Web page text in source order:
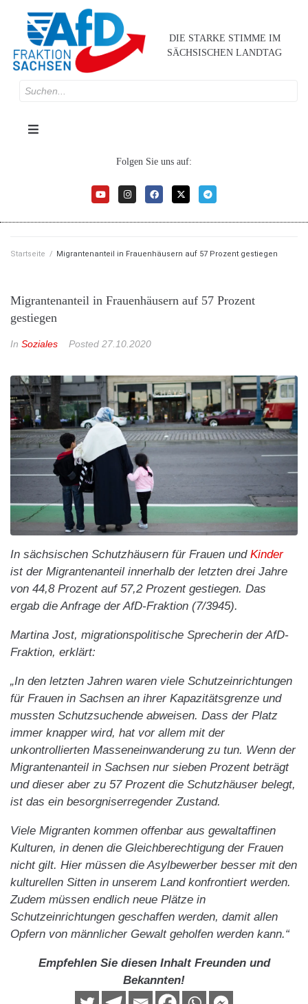
DIE STARKE STIMME IM
SÄCHSISCHEN LANDTAG
Folgen Sie uns auf:
Startseite / Migrantenanteil in Frauenhäusern auf 57 Prozent gestiegen
Migrantenanteil in Frauenhäusern auf 57 Prozent
gestiegen
In Soziales Posted 27.10.2020
In sächsischen Schutzhäusern für Frauen und Kinder
ist der Migrantenanteil innerhalb der letzten drei Jahre
von 44,8 Prozent auf 57,2 Prozent gestiegen. Das
ergab die Anfrage der AfD-Fraktion (7/3945).
Martina Jost, migrationspolitische Sprecherin der AfD-
Fraktion, erklärt:
„In den letzten Jahren waren viele Schutzeinrichtungen
für Frauen in Sachsen an ihrer Kapazitätsgrenze und
mussten Schutzsuchende abweisen. Dass der Platz
immer knapper wird, hat vor allem mit der
unkontrollierten Masseneinwanderung zu tun. Wenn der
Migrantenanteil in Sachsen nur sieben Prozent beträgt
und dieser aber zu 57 Prozent die Schutzhäuser belegt,
ist das ein besorgniserregender Zustand.
Viele Migranten kommen offenbar aus gewaltaffinen
Kulturen, in denen die Gleichberechtigung der Frauen
nicht gilt. Hier müssen die Asylbewerber besser mit den
kulturellen Sitten in unserem Land konfrontiert werden.
Zudem müssen endlich neue Plätze in
Schutzeinrichtungen geschaffen werden, damit allen
Opfern von männlicher Gewalt geholfen werden kann.“
Empfehlen Sie diesen Inhalt Freunden und
Bekannten!